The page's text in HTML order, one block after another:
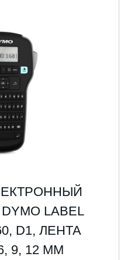
LABEL
D1, ЛЕНТА
9, 12 ММ